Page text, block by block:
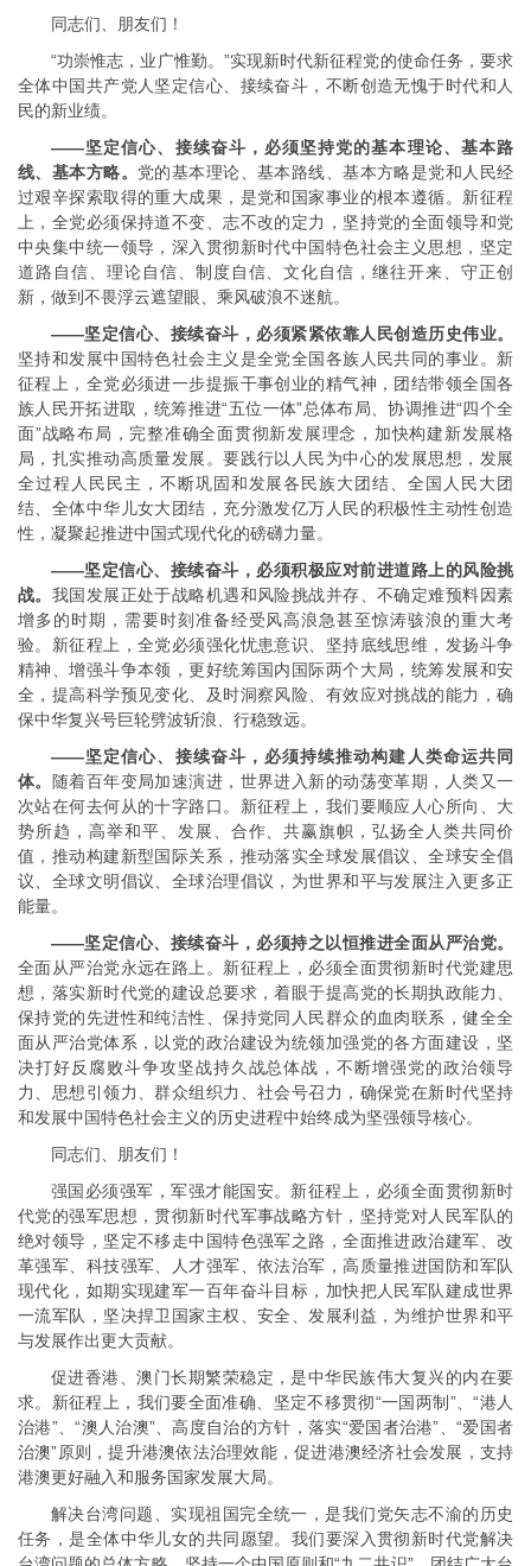
同志们、朋友们！
“功崇惟志，业广惟勤。”实现新时代新征程党的使命任务，要求
全体中国共产党人坚定信心、接续奋斗，不断创造无愧于时代和人
民的新业绩。
——坚定信心、接续奋斗，必须坚持党的基本理论、基本路
线、基本方略。 党的基本理论、基本路线、基本方略是党和人民经
过艰辛探索取得的重大成果，是党和国家事业的根本遵循。新征程
上，全党必须保持道不变、志不改的定力，坚持党的全面领导和党
中央集中统一领导，深入贯彻新时代中国特色社会主义思想，坚定
道路自信、理论自信、制度自信、文化自信，继往开来、守正创
新，做到不畏浮云遮望眼、乘风破浪不迷航。
——坚定信心、接续奋斗，必须紧紧依靠人民创造历史伟业。
坚持和发展中国特色社会主义是全党全国各族人民共同的事业。新
征程上，全党必须进一步提振干事创业的精气神，团结带领全国各
族人民开拓进取，统筹推进“五位一体”总体布局、协调推进“四个全
面”战略布局，完整准确全面贯彻新发展理念，加快构建新发展格
局，扎实推动高质量发展。要践行以人民为中心的发展思想，发展
全过程人民民主，不断巩固和发展各民族大团结、全国人民大团
结、全体中华儿女大团结，充分激发亿万人民的积极性主动性创造
性，凝聚起推进中国式现代化的磅礴力量。
——坚定信心、接续奋斗，必须积极应对前进道路上的风险挑
战。 我国发展正处于战略机遇和风险挑战并存、不确定难预料因素
增多的时期，需要时刻准备经受风高浪急甚至惊涛骇浪的重大考
验。新征程上，全党必须强化忧患意识、坚持底线思维，发扬斗争
精神、增强斗争本领，更好统筹国内国际两个大局，统筹发展和安
全，提高科学预见变化、及时洞察风险、有效应对挑战的能力，确
保中华复兴号巨轮劈波斩浪、行稳致远。
——坚定信心、接续奋斗，必须持续推动构建人类命运共同
体。 随着百年变局加速演进，世界进入新的动荡变革期，人类又一
次站在何去何从的十字路口。新征程上，我们要顺应人心所向、大
势所趋，高举和平、发展、合作、共赢旗帜，弘扬全人类共同价
值，推动构建新型国际关系，推动落实全球发展倡议、全球安全倡
议、全球文明倡议、全球治理倡议，为世界和平与发展注入更多正
能量。
——坚定信心、接续奋斗，必须持之以恒推进全面从严治党。
全面从严治党永远在路上。新征程上，必须全面贯彻新时代党建思
想，落实新时代党的建设总要求，着眼于提高党的长期执政能力、
保持党的先进性和纯洁性、保持党同人民群众的血肉联系，健全全
面从严治党体系，以党的政治建设为统领加强党的各方面建设，坚
决打好反腐败斗争攻坚战持久战总体战，不断增强党的政治领导
力、思想引领力、群众组织力、社会号召力，确保党在新时代坚持
和发展中国特色社会主义的历史进程中始终成为坚强领导核心。
同志们、朋友们！
强国必须强军，军强才能国安。新征程上，必须全面贯彻新时
代党的强军思想，贯彻新时代军事战略方针，坚持党对人民军队的
绝对领导，坚定不移走中国特色强军之路，全面推进政治建军、改
革强军、科技强军、人才强军、依法治军，高质量推进国防和军队
现代化，如期实现建军一百年奋斗目标，加快把人民军队建成世界
一流军队，坚决捍卫国家主权、安全、发展利益，为维护世界和平
与发展作出更大贡献。
促进香港、澳门长期繁荣稳定，是中华民族伟大复兴的内在要
求。新征程上，我们要全面准确、坚定不移贯彻“一国两制”、“港人
治港”、“澳人治澳”、高度自治的方针，落实“爱国者治港”、“爱国者
治澳”原则，提升港澳依法治理效能，促进港澳经济社会发展，支持
港澳更好融入和服务国家发展大局。
解决台湾问题、实现祖国完全统一，是我们党矢志不渝的历史
任务，是全体中华儿女的共同愿望。我们要深入贯彻新时代党解决